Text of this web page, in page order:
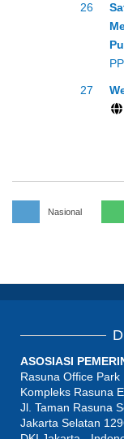
26
27
Nasional
ASOSIASI
Rasuna Office
Kompleks Rasuna
Jl. Taman Rasuna
Jakarta Selatan